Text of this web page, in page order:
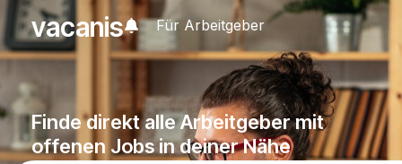
vacanis Für Arbeitgeber
Finde direkt alle Arbeitgeber mit
offenen Jobs in deiner Nähe